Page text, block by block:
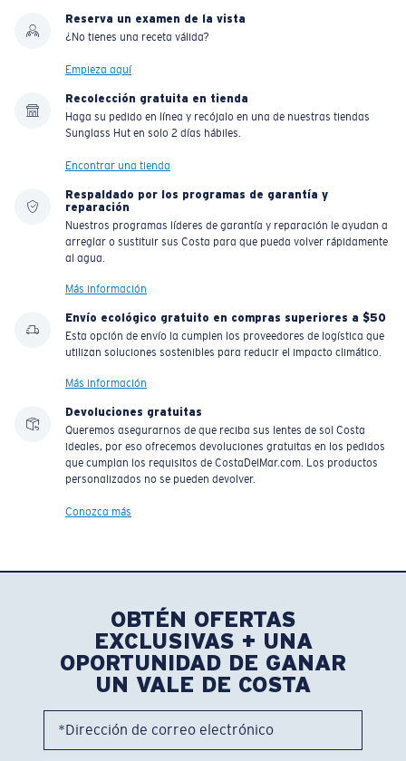
Reserva un examen de la vista
¿No tienes una receta válida?
Empieza aquí
Recolección gratuita en tienda
Haga su pedido en línea y recójalo en una de nuestras tiendas
Sunglass Hut en solo 2 días hábiles.
Encontrar una tienda
Respaldado por los programas de garantía y
reparación
Nuestros programas líderes de garantía y reparación le ayudan a
arreglar o sustituir sus Costa para que pueda volver rápidamente
al agua.
Más información
Envío ecológico gratuito en compras superiores a $50
Esta opción de envío la cumplen los proveedores de logística que
utilizan soluciones sostenibles para reducir el impacto climático.
Más información
Devoluciones gratuitas
Queremos asegurarnos de que reciba sus lentes de sol Costa
ideales, por eso ofrecemos devoluciones gratuitas en los pedidos
que cumplan los requisitos de CostaDelMar.com. Los productos
personalizados no se pueden devolver.
Conozca más
OBTÉN OFERTAS
EXCLUSIVAS + UNA
OPORTUNIDAD DE GANAR
UN VALE DE COSTA
*Dirección de correo electrónico